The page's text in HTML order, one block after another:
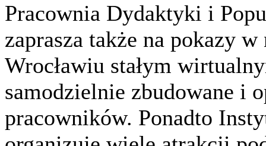
Pracownia Dydaktyki i
zaprasza także na pokazy
Wrocławiu stałym
samodzielnie zbudowane i
pracowników. Ponadto